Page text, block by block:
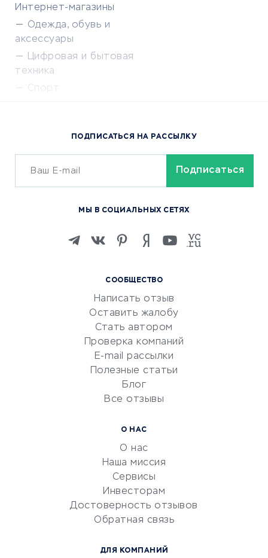
Интернет-магазины
Одежда, обувь и
аксессуары
Цифровая и бытовая
техника
Спорт
Сервисы доставки
ОБУЧЕНИЕ И РАБОТА
Изучение иностранных
Маркетинг и продажи
Репетиторство
Красота и здоровье
Сервисы по поиску работы
Сетевой маркетинг
УСЛУГИ ДЛЯ БИЗНЕСА
документооборот
Юридические компании
СООБЩЕСТВО
Написать отзыв
Оставить жалобу
Стать автором
Проверка компаний
E-mail рассылки
Полезные статьи
Блог
Все отзывы
О НАС
О нас
Наша миссия
Сервисы
Инвесторам
Достоверность отзывов
Обратная связь
ДЛЯ КОМПАНИЙ
ПОДПИСАТЬСЯ НА РАССЫЛКУ
МЫ В СОЦИАЛЬНЫХ СЕТЯХ